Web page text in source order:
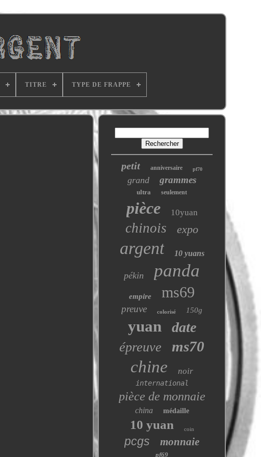
TITRE TYPE DE FRAPPE
petit anniversaire pf70
grand grammes
ultra seulement
pièce 10yuan
chinois expo
argent 10 yuans
pékin panda
empire ms69
preuve colorisé 150g
yuan date
épreuve ms70
chine noir
international
pièce de monnaie
china médaille
10 yuan coin
pcgs monnaie
pf69